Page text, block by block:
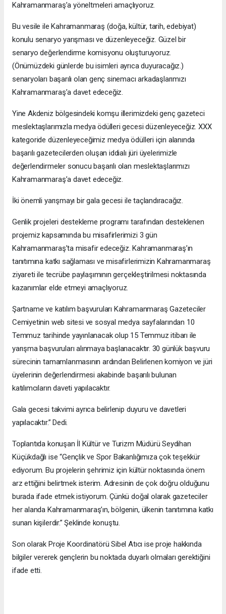
Kahramanmaraş’a yöneltmeleri amaçlıyoruz.
Bu vesile ile Kahramanmaraş (doğa, kültür, tarih, edebiyat)
konulu senaryo yarışması ve düzenleyeceğiz. Güzel bir
senaryo değerlendirme komisyonu oluşturuyoruz.
(Önümüzdeki günlerde bu isimleri ayrıca duyuracağız.)
senaryoları başarılı olan genç sinemacı arkadaşlarımızı
Kahramanmaraş’a davet edeceğiz.
Yine Akdeniz bölgesindeki komşu illerimizdeki genç gazeteci
meslektaşlarımızla medya ödülleri gecesi düzenleyeceğiz. XXX
kategoride düzenleyeceğimiz medya ödülleri için alanında
başarılı gazetecilerden oluşan iddialı jüri üyelerimizle
değerlendirmeler sonucu başarılı olan meslektaşlarımızı
Kahramanmaraş’a davet edeceğiz.
İki önemli yarışmayı bir gala gecesi ile taçlandıracağız.
Genlik projeleri destekleme programı tarafından desteklenen
projemiz kapsamında bu misafirlerimizi 3 gün
Kahramanmaraş’ta misafir edeceğiz. Kahramanmaraş’ın
tanıtımına katkı sağlaması ve misafirlerimizin Kahramanmaraş
ziyareti ile tecrübe paylaşımının gerçekleştirilmesi noktasında
kazanımlar elde etmeyi amaçlıyoruz.
Şartname ve katılım başvuruları Kahramanmaraş Gazeteciler
Cemiyetinin web sitesi ve sosyal medya sayfalarından 10
Temmuz tarihinde yayınlanacak olup 15 Temmuz itibarı ile
yarışma başvuruları alınmaya başlanacaktır. 30 günlük başvuru
sürecinin tamamlanmasının ardından Belirlenen komiyon ve jüri
üyelerinin değerlendirmesi akabinde başarılı bulunan
katılımcıların daveti yapılacaktır.
Gala gecesi takvimi ayrıca belirlenip duyuru ve davetleri
yapılacaktır.” Dedi.
Toplantıda konuşan İl Kültür ve Turizm Müdürü Seydihan
Küçükdağlı ise “Gençlik ve Spor Bakanlığımıza çok teşekkür
ediyorum. Bu projelerin şehrimiz için kültür noktasında önem
arz ettiğini belirtmek isterim. Adresinin de çok doğru olduğunu
burada ifade etmek istiyorum. Çünkü doğal olarak gazeteciler
her alanda Kahramanmaraş’ın, bölgenin, ülkenin tanıtımına katkı
sunan kişilerdir.” Şeklinde konuştu.
Son olarak Proje Koordinatörü Sibel Atıcı ise proje hakkında
bilgiler vererek gençlerin bu noktada duyarlı olmaları gerektiğini
ifade etti.